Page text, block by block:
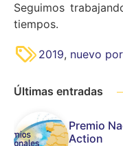
Seguimos
tiempos.
2019, nuevo
Últimas entradas
Premio
Action